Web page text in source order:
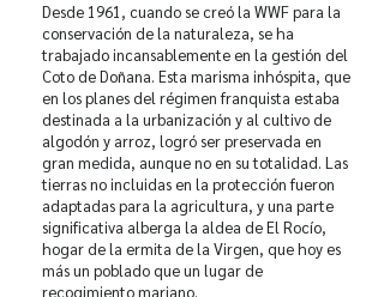
Desde 1961, cuando se creó la WWF para la
conservación de la naturaleza, se ha
trabajado incansablemente en la gestión del
Coto de Doñana. Esta marisma inhóspita, que
en los planes del régimen franquista estaba
destinada a la urbanización y al cultivo de
algodón y arroz, logró ser preservada en
gran medida, aunque no en su totalidad. Las
tierras no incluidas en la protección fueron
adaptadas para la agricultura, y una parte
significativa alberga la aldea de El Rocío,
hogar de la ermita de la Virgen, que hoy es
más un poblado que un lugar de
recogimiento mariano.